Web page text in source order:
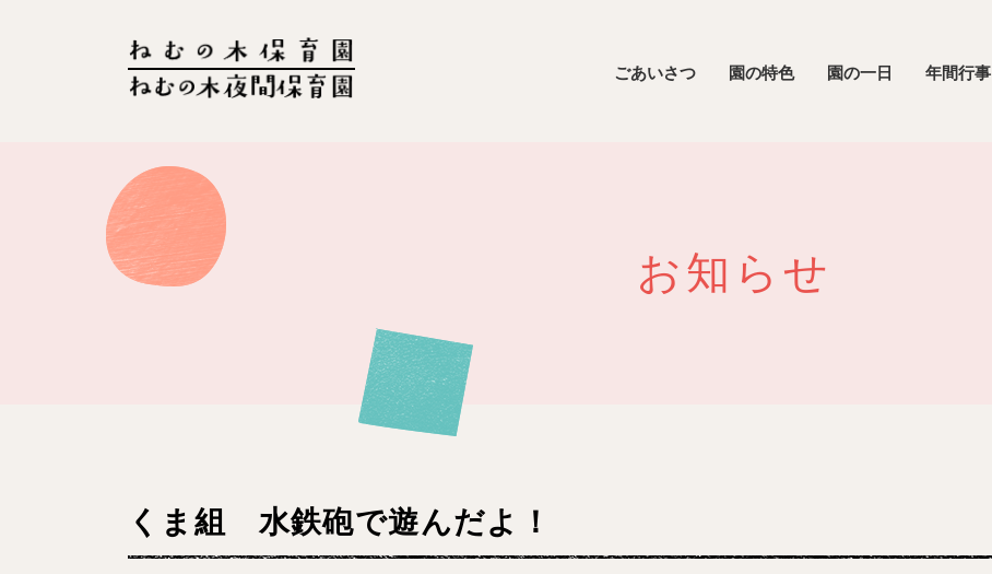
ごあいさつ 園の特色 園の一日 年間行事
お知らせ
くま組 水鉄砲で遊んだよ！